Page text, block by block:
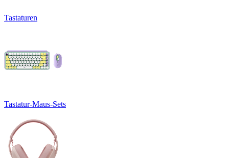
Tastaturen
Tastatur-Maus-Sets